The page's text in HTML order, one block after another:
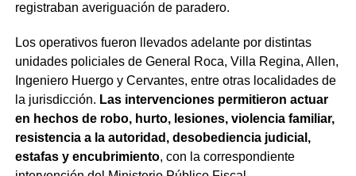
registraban averiguación de paradero.
Los operativos fueron llevados adelante por distintas
unidades policiales de General Roca, Villa Regina, Allen,
Ingeniero Huergo y Cervantes, entre otras localidades de
la jurisdicción. Las intervenciones permitieron actuar
en hechos de robo, hurto, lesiones, violencia familiar,
resistencia a la autoridad, desobediencia judicial,
estafas y encubrimiento, con la correspondiente